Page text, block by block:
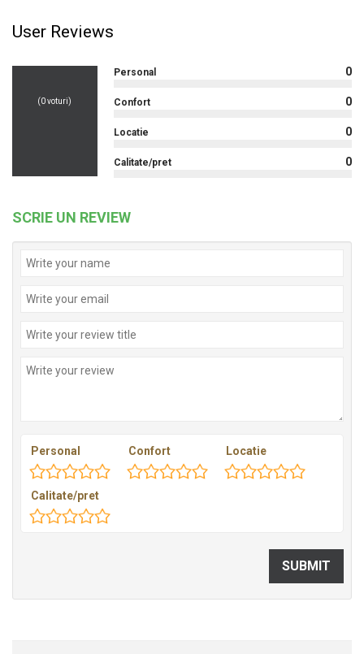
User Reviews
(0voturi)
Personal 0
Confort 0
Locatie 0
Calitate/pret 0
SCRIE UN REVIEW
Personal Confort Locatie
Calitate/pret